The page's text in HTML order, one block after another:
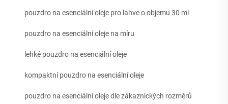
pouzdro na esenciální oleje pro lahve o objemu 30 ml
pouzdro na esenciální oleje na míru
lehké pouzdro na esenciální oleje
kompaktní pouzdro na esenciální oleje
pouzdro na esenciální oleje dle zákaznických rozměrů